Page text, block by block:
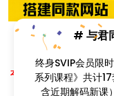
Copyright ©
本站支持课程资源互换，
# 与君
终身SVIP会员限
系列课程》共计
含近期解码新课